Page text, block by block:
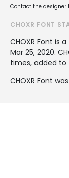
Contact the designer
CHOXR FONT
CHOXR Font is a
Mar 25, 2020.
times, added to
CHOXR Font